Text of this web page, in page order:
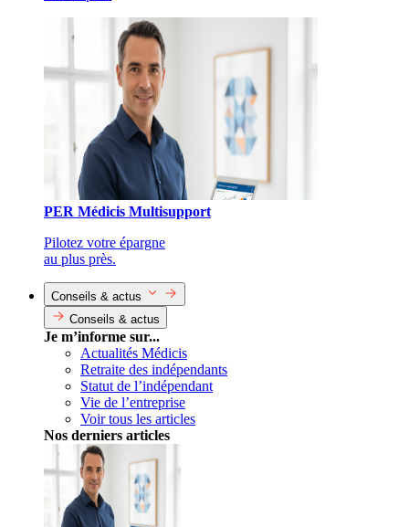
PER Médicis Multisupport
Pilotez votre épargne
au plus près.
Conseils & actus
Conseils & actus
Je m’informe sur...
Actualités Médicis
Retraite des indépendants
Statut de l’indépendant
Vie de l’entreprise
Voir tous les articles
Nos derniers articles